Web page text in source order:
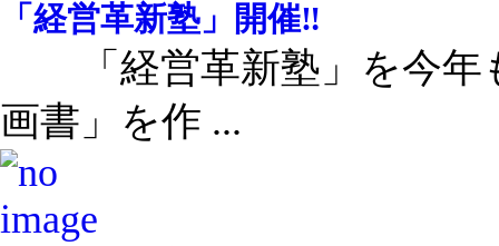
「経営革新塾」開催‼
「経営革新塾」を今年
画書」を作 ...